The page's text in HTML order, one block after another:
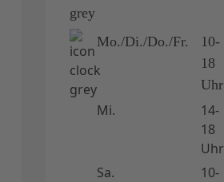
Mo./Di./Do./Fr.
10-
18
Uhr
Mi.
14-
18
Uhr
Sa.
10-